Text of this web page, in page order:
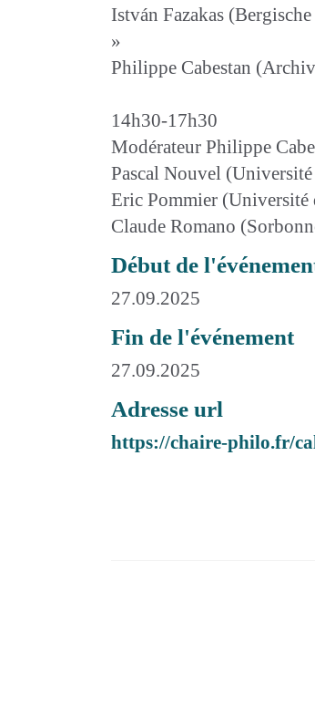
István Fazakas
»
Philippe Cabestan
14h30-17h30
Modérateur Philippe
Pascal Nouvel
Eric Pommier (Université
Claude Romano
Début de
27.09.2025
Fin de l'événement
27.09.2025
Adresse url
https://chaire-philo.fr/